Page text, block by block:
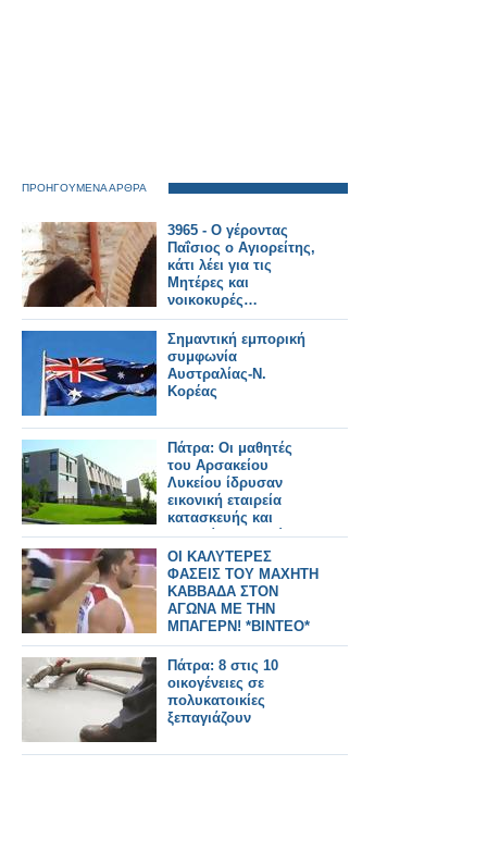
ΠΡΟΗΓΟΥΜΕΝΑ ΑΡΘΡΑ
3965 - Ο γέροντας
Παΐσιος ο Αγιορείτης,
κάτι λέει για τις
Μητέρες και
νοικοκυρές…
Σημαντική εμπορική
συμφωνία
Αυστραλίας-Ν.
Κορέας
Πάτρα: Οι μαθητές
του Αρσακείου
Λυκείου ίδρυσαν
εικονική εταιρεία
κατασκευής και
εμπορίας Ηλιακών
παιχνιδιών!
ΟΙ ΚΑΛΥΤΕΡΕΣ
ΦΑΣΕΙΣ ΤΟΥ ΜΑΧΗΤΗ
ΚΑΒΒΑΔΑ ΣΤΟΝ
ΑΓΩΝΑ ΜΕ ΤΗΝ
ΜΠΑΓΕΡΝ! *ΒΙΝΤΕΟ*
Πάτρα: 8 στις 10
οικογένειες σε
πολυκατοικίες
ξεπαγιάζουν